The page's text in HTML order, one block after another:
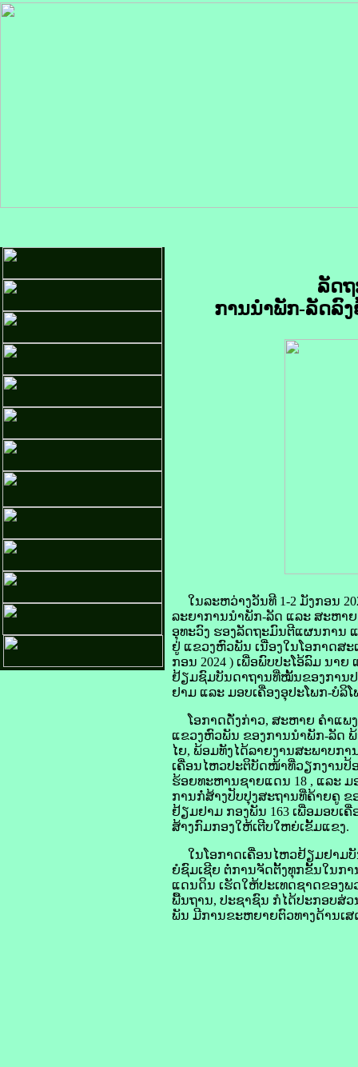
ລັດ
ການນຳພັກ-ລັດລົ
ໃນລະຫວ່າງວັນທີ 1-2 ມັງກອນ
ລະຍາການນຳພັກ-ລັດ ແລະ ສະຫາ
ອຸທະວົງ ຮອງລັດຖະມົນຕີແຜນການ
ຢູ່ ແຂວງຫົວພັນ ເນື່ອງໃນໂອກາດສະ
ກອນ 2024 ) ເພື່ອພົບປະໂອ້ລົມ ນາ
ຢ້ຽມຊົມບັນດາຖານທີ່ໝັ້ນຂອງການປ
ຢາມ ແລະ ມອບເຄື່ອງອຸປະໂພກ-ບໍ
ໂອກາດດັ່ງກ່າວ, ສະຫາຍ ຄໍາແພ
ແຂວງຫົວພັນ ຂອງການນໍາພັກ-ລັດ
ໄຍ, ພ້ອມທັງໄດ້ລາຍງານສະພາບກ
ເຄື່ອນໄຫວປະຕິບັດໜ້າທີ່ວຽກງານປ້
ຮ້ອຍທະຫານຊາຍແດນ 18 , ແລະ ມ
ການກໍ່ສ້າງປັບປຸງສະຖານທີ່ຄ້າຍຄູ ຂ
ຢ້ຽມຢາມ ກອງພັນ 163 ເພື່ອມອບເຄື່
ສ້າງກົມກອງໃຫ້ເຕີບໃຫຍ່ເຂັ້ມແຂງ.
ໃນໂອກາດເຄື່ອນໄຫວຢ້ຽມຢາມບັ
ຍໍຊົມເຊີຍ ຕໍ່ການຈັດຕັ້ງທຸກຂັ້ນໃນກ
ແດນດິນ ເຮັດໃຫ້ປະເທດຊາດຂອງ
ພື້ນຖານ, ປະຊາຊົນ ກໍໄດ້ປະກອບສ່
ພັນ ມີການຂະຫຍາຍຕົວທາງດ້ານເ